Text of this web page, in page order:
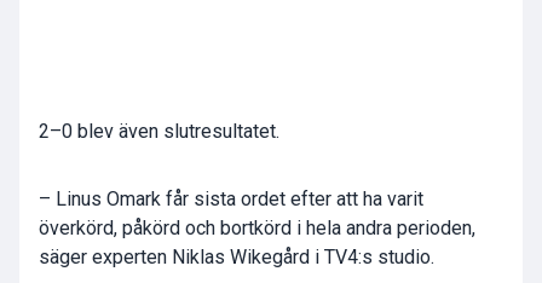
2–0 blev även slutresultatet.
– Linus Omark får sista ordet efter att ha varit
överkörd, påkörd och bortkörd i hela andra perioden,
säger experten Niklas Wikegård i TV4:s studio.